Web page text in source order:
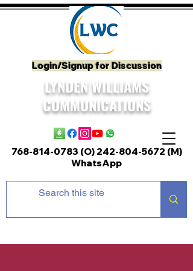
Login/Signup for Discussion
LYNDEN WILLIAMS
COMMUNICATIONS
768-814-0783 (O) 242-804-5672 (M)
WhatsApp